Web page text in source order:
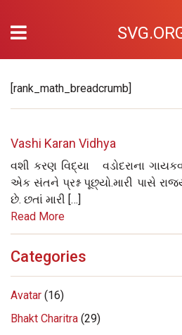
[rank_math_breadcrumb]
Vashi Karan Vidhya
વશી કરણ વિદ્યા વડોદરાના
એક સંતને પ્રશ્ન પૂછ્યો.મારી પાસે
છે. છતાં મારી […]
Read More
Categories
Avatar (16)
Bhakt Charitra (29)